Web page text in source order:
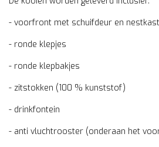
- voorfront met schuifdeur en
- ronde klepjes
- ronde klepbakjes
- zitstokken (100 % kunststof)
- drinkfontein
- anti vluchtrooster (onderaan het